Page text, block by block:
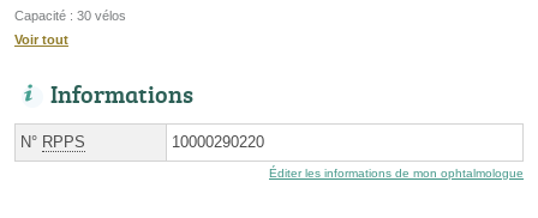
Capacité : 30 vélos
Voir tout
Informations
N° RPPS 10000290220
Éditer les informations de mon ophtalmologue